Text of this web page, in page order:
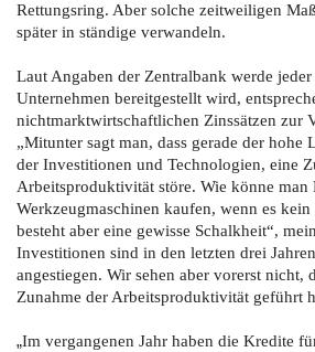
Rettungsring. Aber solche zeitweiligen
später in ständige verwandeln.
Laut Angaben der Zentralbank werde
Unternehmen bereitgestellt wird,
nichtmarktwirtschaftlichen Zinssätzen zur
„Mitunter sagt man, dass gerade der hohe
der Investitionen und Technologien, eine
Arbeitsproduktivität störe. Wie könne man
Werkzeugmaschinen kaufen, wenn es
besteht aber eine gewisse Schalkheit“,
Investitionen sind in den letzten drei
angestiegen. Wir sehen aber vorerst nicht,
Zunahme der Arbeitsproduktivität geführt
„Im vergangenen Jahr haben die Kredite